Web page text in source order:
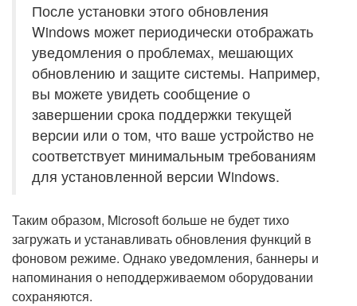
После установки этого обновления
Windows может периодически отображать
уведомления о проблемах, мешающих
обновлению и защите системы. Например,
вы можете увидеть сообщение о
завершении срока поддержки текущей
версии или о том, что ваше устройство не
соответствует минимальным требованиям
для установленной версии Windows.
Таким образом, Microsoft больше не будет тихо
загружать и устанавливать обновления функций в
фоновом режиме. Однако уведомления, баннеры и
напоминания о неподдерживаемом оборудовании
сохраняются.